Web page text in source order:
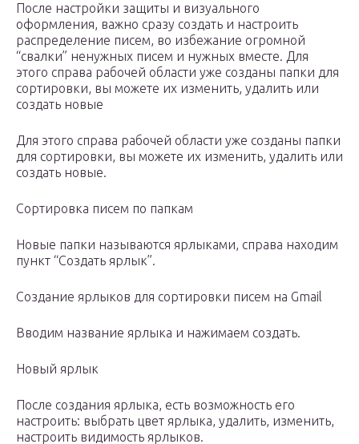
После настройки защиты и визуального
оформления, важно сразу создать и настроить
распределение писем, во избежание огромной
“свалки” ненужных писем и нужных вместе. Для
этого справа рабочей области уже созданы папки для
сортировки, вы можете их изменить, удалить или
создать новые
Для этого справа рабочей области уже созданы папки
для сортировки, вы можете их изменить, удалить или
создать новые.
Сортировка писем по папкам
Новые папки называются ярлыками, справа находим
пункт “Создать ярлык”.
Создание ярлыков для сортировки писем на Gmail
Вводим название ярлыка и нажимаем создать.
Новый ярлык
После создания ярлыка, есть возможность его
настроить: выбрать цвет ярлыка, удалить, изменить,
настроить видимость ярлыков.